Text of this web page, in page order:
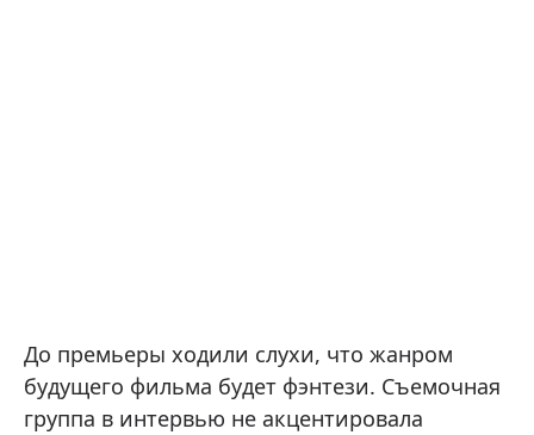
До премьеры ходили слухи, что жанром
будущего фильма будет фэнтези. Съемочная
группа в интервью не акцентировала